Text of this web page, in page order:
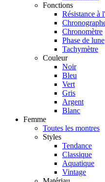
Fonctions
Résistance à
Chronomètre
Phase de lune
Tachymètre
Couleur
Noir
Bleu
Vert
Gris
Argent
Blanc
Femme
Toutes les montres
Styles
Tendance
Classique
Aquatique
Vintage